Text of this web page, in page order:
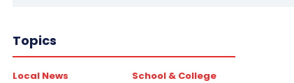
Topics
Local News School & College